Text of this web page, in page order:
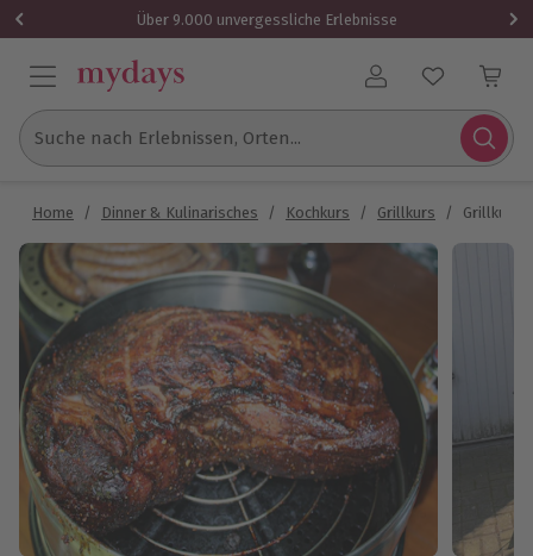
Über 9.000 unvergessliche Erlebnisse
Benutzerkonto
Suche nach Erlebnissen, Orten...
Home / Dinner & Kulinarisches / Kochkurs / Grillkurs / Grillkurs